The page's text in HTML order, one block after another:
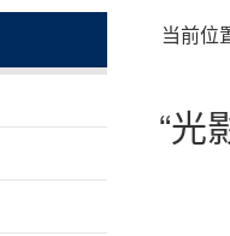
当前位
“光